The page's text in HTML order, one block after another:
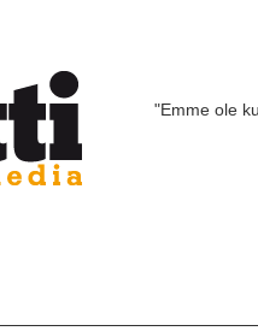
"Emme ole